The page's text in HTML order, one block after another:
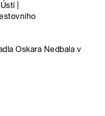
|
Oskara Nedbala v